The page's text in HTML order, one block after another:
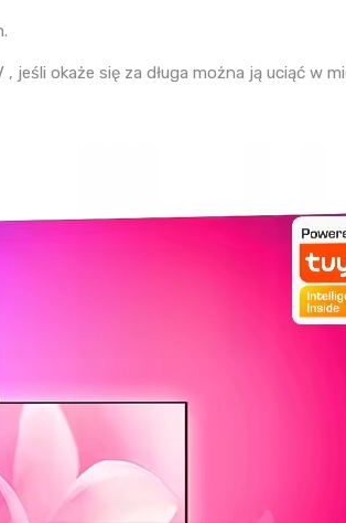
okaże się za długa można ją uciąć w